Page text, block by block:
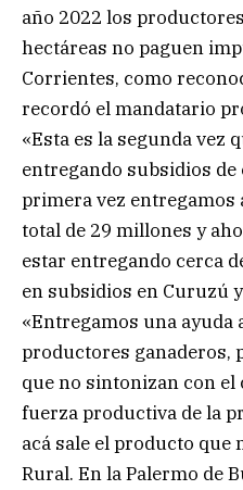
año 2022 los
hectáreas no paguen
Corrientes, como
recordó el mandatario
«Esta es la segunda vez
entregando subsidios
primera vez
total de 29 millones y
estar entregando cerca
en subsidios en Curuzú
«Entregamos una ayuda
productores ganaderos,
que no sintonizan con el
fuerza productiva de la
acá sale el producto que
Rural. En la Palermo de